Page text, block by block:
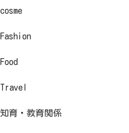
cosme
Fashion
Food
Travel
知育・教育関係